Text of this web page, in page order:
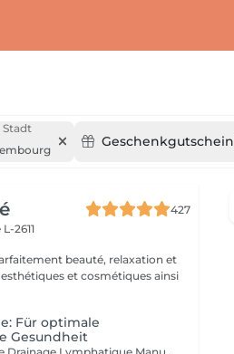
Stadt
Geschenkgutschein
427
2611
beauté, relaxation et
Für optimale
Gesundheit